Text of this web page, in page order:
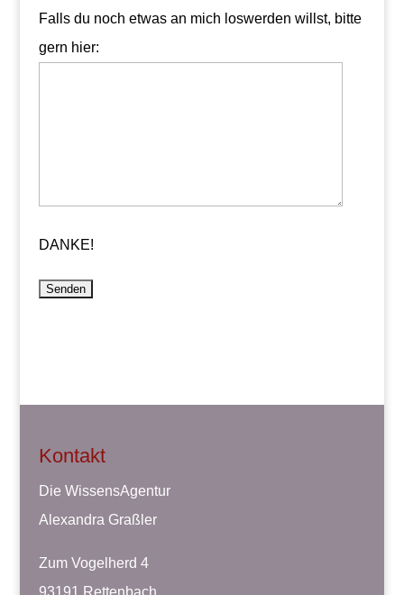
Falls du noch etwas an mich loswerden willst, bitte
gern hier:
DANKE!
Kontakt
Die WissensAgentur
Alexandra Graßler
Zum Vogelherd 4
93191 Rettenbach